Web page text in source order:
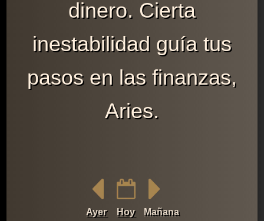
dinero. Cierta
inestabilidad guía tus
pasos en las finanzas,
Aries.
Ayer Hoy Mañana